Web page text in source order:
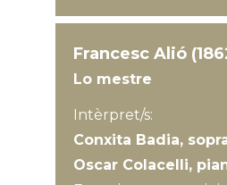
Francesc Alió
Lo mestre
Intèrpret/s:
Conxita Badia,
Oscar Colacelli,